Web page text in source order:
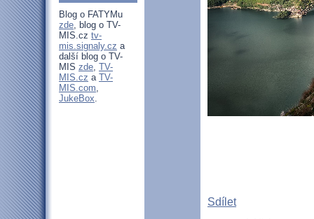
Blog o FATYMu
zde, blog o TV-
MIS.cz tv-
mis.signaly.cz a
další blog o TV-
MIS zde, TV-
MIS.cz a TV-
MIS.com,
JukeBox.
Sdílet